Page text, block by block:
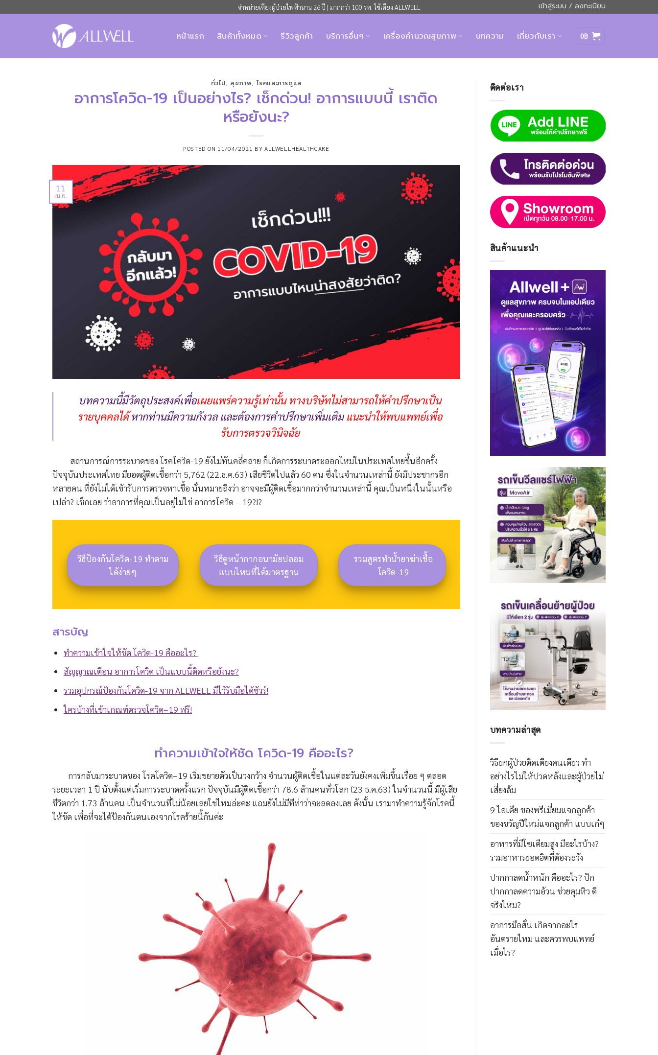
จำหน่ายเตียงผู้ป่วยไฟฟ้านาน 26 ปี | มากกว่า 100 รพ. ใช้เตียง ALLWELL เข้าสู่ระบบ / ลงทะเบียน
หน้าแรก สินค้าทั้งหมด รีวิวลูกค้า บริการอื่นๆ เครื่องคำนวณสุขภาพ บทความ เกี่ยวกับเรา 0฿
ทั่วไป, สุขภาพ, โรคและการดูแล
อาการโควิด-19 เป็นอย่างไร? เช็กด่วน! อาการแบบนี้ เราติด
หรือยังนะ?
POSTED ON 11/04/2021 BY ALLWELLHEALTHCARE
11
เม.ย.
บทความนี้มีวัตถุประสงค์เพื่อเผยแพร่ความรู้เท่านั้น ทางบริษัทไม่สามารถให้คำปรึกษาเป็น
รายบุคคลได้หากท่านมีความกังวล และต้องการคำปรึกษาเพิ่มเติมแนะนำให้พบแพทย์เพื่อ
รับการตรวจวินิจฉัย
สถานการณ์การระบาดของ โรคโควิด-19 ยังไม่ทันคลี่คลาย ก็เกิดการระบาดระลอกใหม่ในประเทศไทยขึ้นอีกครั้ง
ปัจจุบันประเทศไทย มียอดผู้ติดเชื้อกว่า 5,762 (22.ธ.ค.63) เสียชีวิตไปแล้ว 60 คน ซึ่งในจำนวนเหล่านี้ ยังมีประชากรอีก
หลายคน ที่ยังไม่ได้เข้ารับการตรวจหาเชื้อ นั่นหมายถึงว่า อาจจะมีผู้ติดเชื้อมากกว่าจำนวนเหล่านี้ คุณเป็นหนึ่งในนั้นหรือ
เปล่า? เช็กเลย ว่าอาการที่คุณเป็นอยู่ไม่ใช่ อาการโควิด – 19?!?
วิธีป้องกันโควิด-19 ทำตาม
ได้ง่ายๆ
วิธีดูหน้ากากอนามัยปลอม
แบบไหนที่ได้มาตรฐาน
รวมสูตรทำน้ำยาฆ่าเชื้อ
โควิด-19
สารบัญ
ทำความเข้าใจให้ชัด โควิด-19 คืออะไร?
สัญญาณเตือน อาการโควิด เป็นแบบนี้ติดหรือยังนะ?
รวมอุปกรณ์ป้องกันโควิด-19 จาก ALLWELL มีไว้รับมือได้ชัวร์!
ใครบ้างที่เข้าเกณฑ์ตรวจโควิด–19 ฟรี!
ทำความเข้าใจให้ชัด โควิด-19 คืออะไร?
การกลับมาระบาดของ โรคโควิด–19 เริ่มขยายตัวเป็นวงกว้าง จำนวนผู้ติดเชื้อในแต่ละวันยังคงเพิ่มขึ้นเรื่อย ๆ ตลอด
ระยะเวลา 1 ปี นับตั้งแต่เริ่มการระบาดครั้งแรก ปัจจุบันมีผู้ติดเชื้อกว่า 78.6 ล้านคนทั่วโลก (23 ธ.ค.63) ในจำนวนนี้ มีผู้เสีย
ชีวิตกว่า 1.73 ล้านคน เป็นจำนวนที่ไม่น้อยเลยใช่ไหมล่ะคะ แถมยังไม่มีทีท่าว่าจะลดลงเลย ดังนั้น เรามาทำความรู้จักโรคนี้
ให้ชัด เพื่อที่จะได้ป้องกันตนเองจากโรคร้ายนี้กันค่ะ
ติดต่อเรา
สินค้าแนะนำ
บทความล่าสุด
วิธียกผู้ป่วยติดเตียงคนเดียว ทำ
อย่างไรไม่ให้ปวดหลังและผู้ป่วยไม่
เสี่ยงล้ม
9 ไอเดีย ของพรีเมี่ยมแจกลูกค้า
ของขวัญปีใหม่แจกลูกค้า แบบเก๋ๆ
อาหารที่มีโซเดียมสูง มีอะไรบ้าง?
รวมอาหารยอดฮิตที่ต้องระวัง
ปากกาลดน้ำหนัก คืออะไร? ปัก
ปากกาลดความอ้วน ช่วยคุมหิว ดี
จริงไหม?
อาการมือสั่น เกิดจากอะไร
อันตรายไหม และควรพบแพทย์
เมื่อไร?